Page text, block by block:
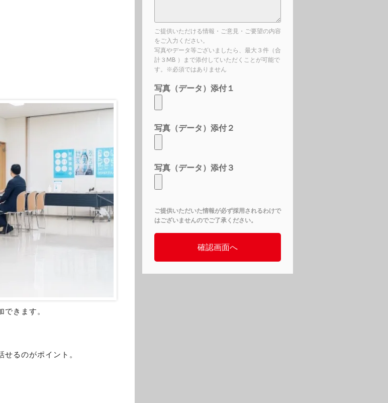
きます。
るのがポイント。
ご提供いただける情報・ご意見・ご要望の内容
をご入力ください。
写真やデータ等ございましたら、最大３件（合
計３MB ）まで添付していただくことが可能で
す。※必須ではありません
写真（データ）添付１
写真（データ）添付２
写真（データ）添付３
ご提供いただいた情報が必ず採用されるわけで
はございませんのでご了承ください。